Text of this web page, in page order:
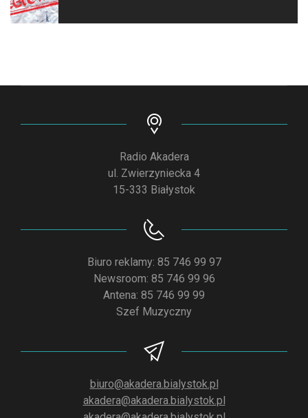
Radio Akadera
ul. Zwierzyniecka 4
15-333 Białystok
Biuro reklamy: 85 746 99 97
Newsroom: 85 746 99 96
Antena: 85 746 99 99
Szef Muzyczny
biuro@akadera.bialystok.pl
akadera@akadera.bialystok.pl